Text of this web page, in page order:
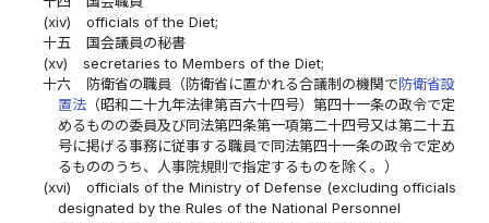
(xiv)
officials of the Diet;
十五
国会議員の秘書
(xv)
secretaries to Members of the Diet;
十六
防衛省の職員（防衛省に置かれる合議制の機関で防衛省設
置法（昭和二十九年法律第百六十四号）第四十一条の政令で定
めるものの委員及び同法第四条第一項第二十四号又は第二十五
号に掲げる事務に従事する職員で同法第四十一条の政令で定め
るもののうち、人事院規則で指定するものを除く。）
(xvi)
officials of the Ministry of Defense (excluding officials
designated by the Rules of the National Personnel